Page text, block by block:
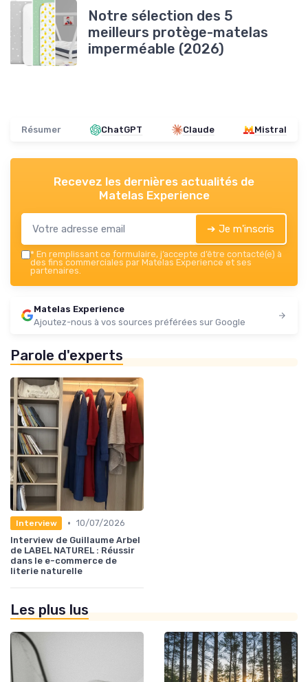
Notre sélection des 5
meilleurs protège-matelas
imperméable (2026)
Résumer ChatGPT Claude Mistral
Recevez les dernières actualités de
Matelas Experience
➔ Je m'inscris
* En remplissant ce formulaire, j’accepte d’être contacté(e) à
des fins commerciales par Matelas Experience et ses
partenaires.
Matelas Experience
Ajoutez-nous à vos sources préférées sur Google
Parole d'experts
Interview • 10/07/2026
Interview de Guillaume Arbel
de LABEL NATUREL : Réussir
dans le e-commerce de
literie naturelle
Les plus lus